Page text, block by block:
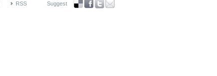
RSS Suggest